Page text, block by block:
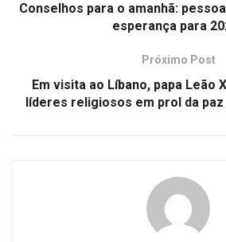
Conselhos para o amanhã:
esperança para
Próximo Post
Em visita ao Líbano, papa Leão
líderes religiosos em prol da